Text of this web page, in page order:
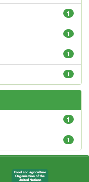
1
1
1
1
1
1